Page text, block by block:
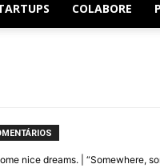
COLABORE
nice dreams. | “Somewhere,